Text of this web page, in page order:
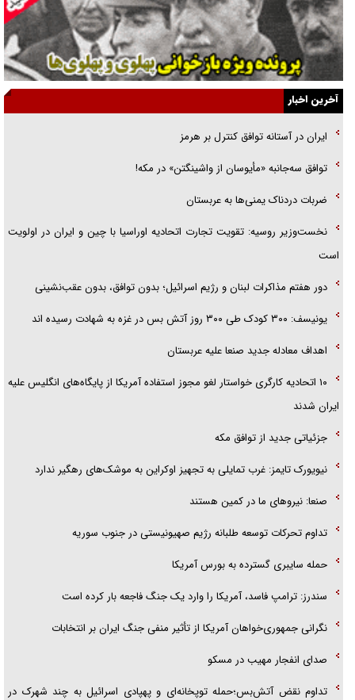
جنجال پزشکان تقلبی در صنعت زیبایی
یهودی‌ها در ادبیات داستانی اروپا؛ از شکسپیر تا دیکنز
گفت‌وگو با خواهر یکی از شهدای جنگ رمضان/ خواهرم فرمانده جهادی و
اهل خدمت بی‌منت بود
آخرین اخبار
ایران در آستانه توافق کنترل بر هرمز
توافق سه‌جانبه «مأیوسان از واشینگتن» در مکه!
ضربات دردناک یمنی‌ها به عربستان
نخست‌وزیر روسیه:‌ تقویت تجارت اتحادیه اوراسیا با چین و ایران در اولویت
است
دور هفتم مذاکرات لبنان و رژیم اسرائیل؛ بدون توافق، بدون عقب‌نشینی
یونیسف: ۳۰۰ کودک طی ۳۰۰ روز آتش بس در غزه به شهادت رسیده اند
اهداف معادله جدید صنعا علیه عربستان
۱۰ اتحادیه کارگری خواستار لغو مجوز استفاده آمریکا از پایگاه‌های انگلیس علیه
ایران شدند
جزئیاتی جدید از توافق مکه
نیویورک تایمز: غرب تمایلی به تجهیز اوکراین به موشک‌های رهگیر ندارد
صنعا: نیروهای ما در کمین‌ هستند
تداوم تحرکات توسعه طلبانه رژیم صهیونیستی در جنوب سوریه
حمله سایبری گسترده به بورس آمریکا
سندرز: ترامپ فاسد، آمریکا را وارد یک جنگ فاجعه بار کرده است
نگرانی جمهوری‌خواهان آمریکا از تأثیر منفی جنگ ایران بر انتخابات
صدای انفجار مهیب در مسکو
تداوم نقض آتش‌بس؛حمله توپخانه‌ای و پهپادی اسرائیل به چند شهرک در